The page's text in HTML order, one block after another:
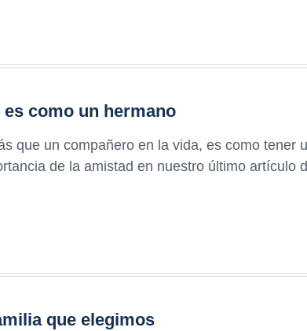
como un hermano
que un compañero en la vida, es como tener
de la amistad en nuestro último artículo
que elegimos